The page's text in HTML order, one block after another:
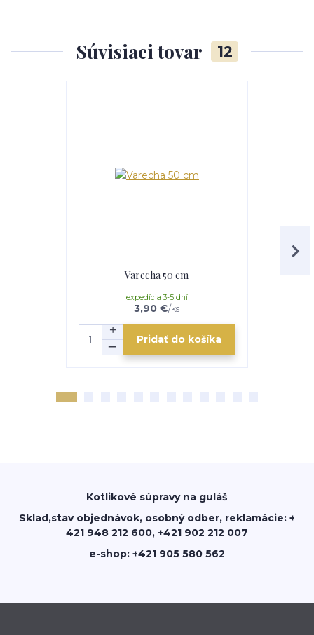
Súvisiaci tovar 12
Varecha 50 cm
3,90 €/ks
expedícia 3-5 dní
Pridať do košíka
Kotlikové súpravy na guláš
Sklad,stav objednávok, osobný odber, reklamácie: +
421 948 212 600, +421 902 212 007
e-shop: +421 905 580 562